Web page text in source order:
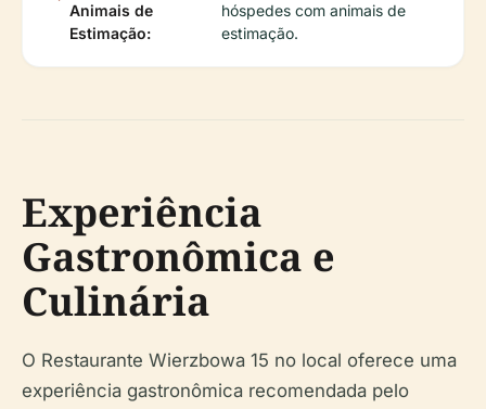
Animais de
Estimação:
hóspedes com animais de
estimação.
Experiência
Gastronômica e
Culinária
O Restaurante Wierzbowa 15 no local oferece uma
experiência gastronômica recomendada pelo